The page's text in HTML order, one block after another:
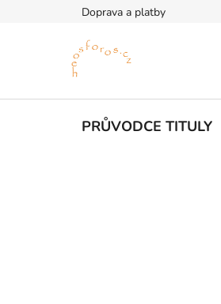
Doprava a platby
PRŮVODCE TITULY